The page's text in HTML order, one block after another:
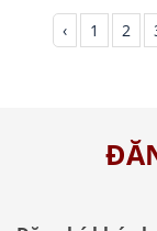
‹ 1 2